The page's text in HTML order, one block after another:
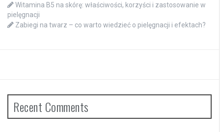
Witamina B5 na skórę: właściwości, korzyści i zastosowanie w
pielęgnacji
Zabiegi na twarz – co warto wiedzieć o pielęgnacji i efektach?
Recent Comments